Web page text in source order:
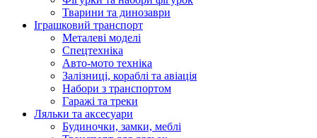
Тварини та динозаври
Іграшковий транспорт
Металеві моделі
Спецтехніка
Авто-мото техніка
Залізниці, кораблі та авіація
Набори з транспортом
Гаражі та треки
Ляльки та аксесуари
Будиночки, замки, меблі